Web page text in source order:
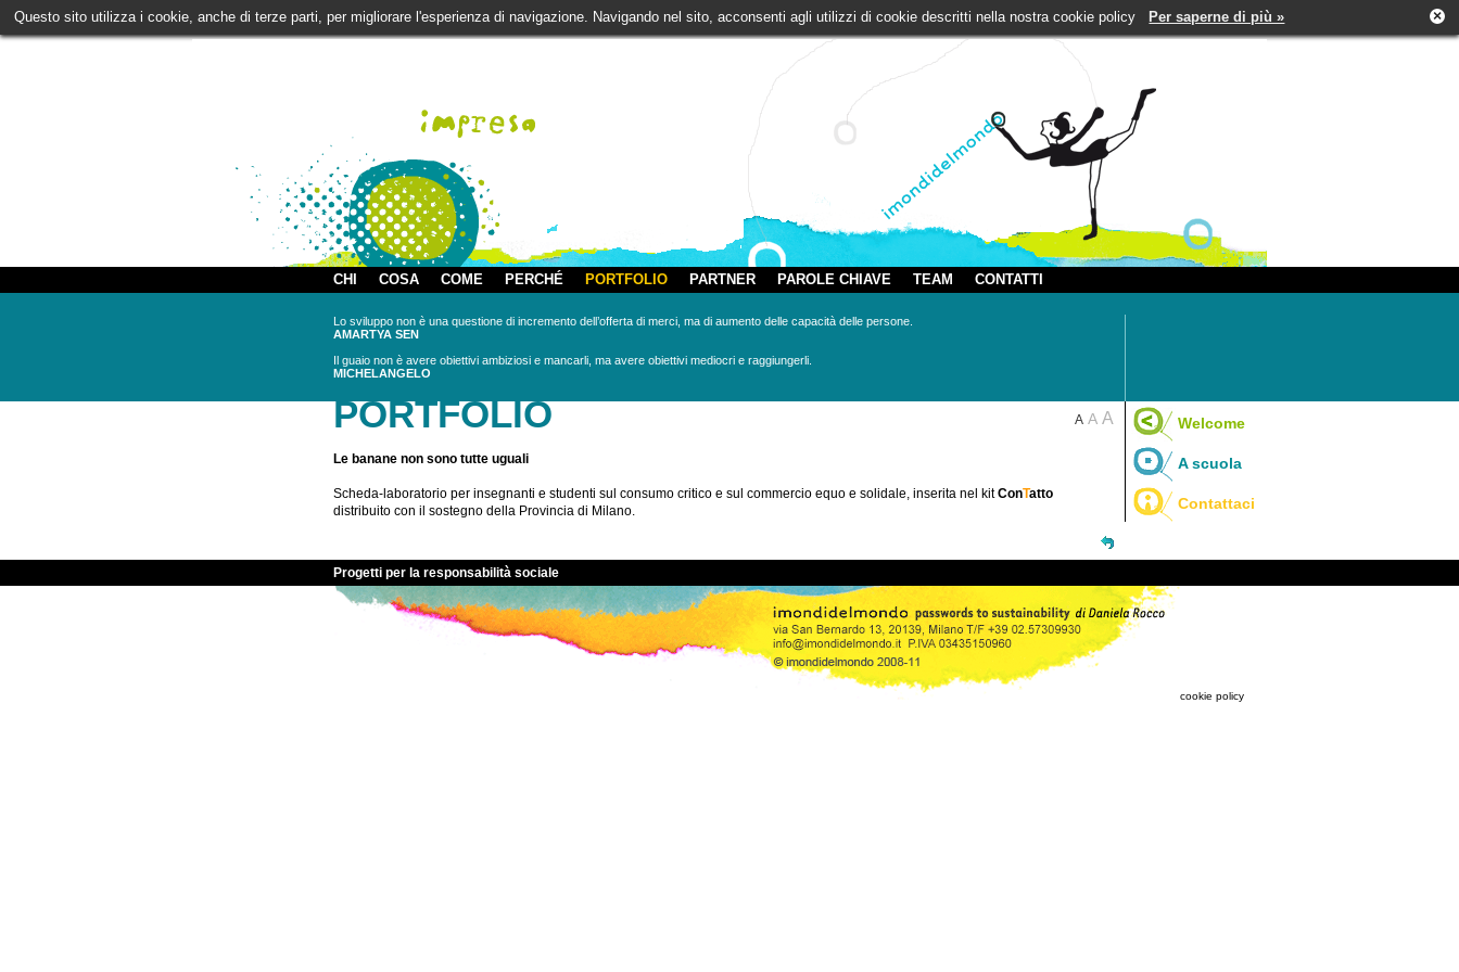
Questo sito utilizza i cookie, anche di terze parti, per migliorare l'esperienza di navigazione. Navigando nel sito, acconsenti agli utilizzi di cookie descritti nella nostra cookie policy Per saperne di più » ×
CHI COSA COME PERCHÉ PORTFOLIO PARTNER PAROLE CHIAVE TEAM CONTATTI
Lo sviluppo non è una questione di incremento dell’offerta di merci, ma di aumento delle capacità delle persone.
AMARTYA SEN
Il guaio non è avere obiettivi ambiziosi e mancarli, ma avere obiettivi mediocri e raggiungerli.
MICHELANGELO
PORTFOLIO A A A
Le banane non sono tutte uguali
Scheda-laboratorio per insegnanti e studenti sul consumo critico e sul commercio equo e solidale, inserita nel kitConTatto
distribuito con il sostegno della Provincia di Milano.
Welcome
A scuola
Contattaci
Progetti per la responsabilità sociale
cookie policy